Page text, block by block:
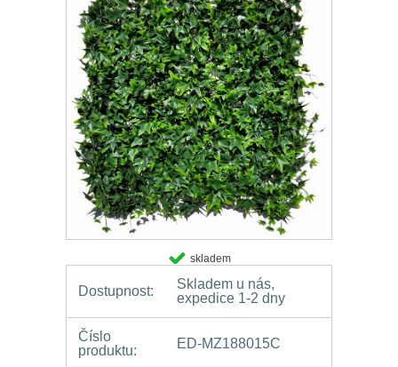
skladem
Dostupnost:
Skladem u nás,
expedice 1-2 dny
Číslo
produktu:
ED-MZ188015C